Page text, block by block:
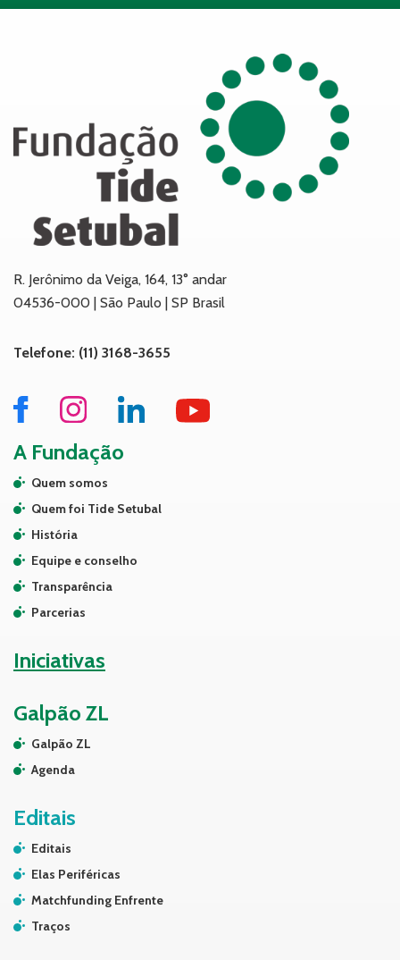
R. Jerônimo da Veiga, 164, 13° andar
04536-000 | São Paulo | SP Brasil
Telefone: (11) 3168-3655
A Fundação
Quem somos
Quem foi Tide Setubal
História
Equipe e conselho
Transparência
Parcerias
Iniciativas
Galpão ZL
Galpão ZL
Agenda
Editais
Editais
Elas Periféricas
Matchfunding Enfrente
Traços